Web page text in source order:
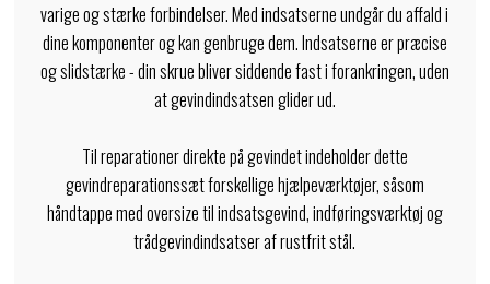
varige og stærke forbindelser. Med indsatserne undgår du affald i
dine komponenter og kan genbruge dem. Indsatserne er præcise
og slidstærke - din skrue bliver siddende fast i forankringen, uden
at gevindindsatsen glider ud.
Til reparationer direkte på gevindet indeholder dette
gevindreparationssæt forskellige hjælpeværktøjer, såsom
håndtappe med oversize til indsatsgevind, indføringsværktøj og
trådgevindindsatser af rustfrit stål.